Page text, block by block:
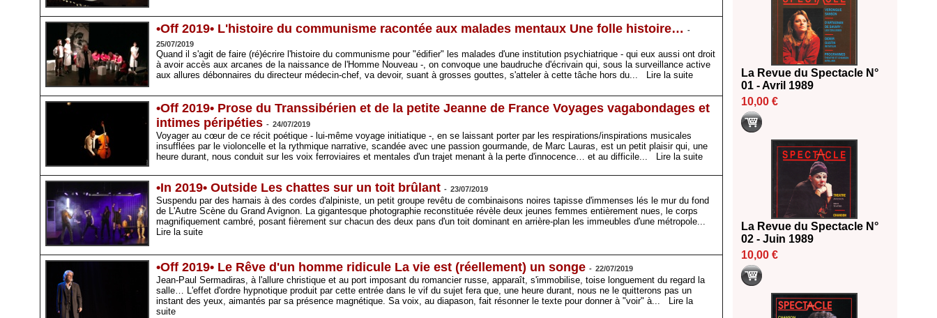
•Off 2019• L'histoire du communisme racontée aux malades mentaux Une folle histoire… -
25/07/2019
Quand il s'agit de faire (ré)écrire l'histoire du communisme pour "édifier" les malades d'une institution psychiatrique - qui eux aussi ont droit
à avoir accès aux arcanes de la naissance de l'Homme Nouveau -, on convoque une baudruche d'écrivain qui, sous la surveillance active
aux allures débonnaires du directeur médecin-chef, va devoir, suant à grosses gouttes, s'atteler à cette tâche hors du...
Lire la suite
•Off 2019• Prose du Transsibérien et de la petite Jeanne de France Voyages vagabondages et
intimes péripéties - 24/07/2019
Voyager au cœur de ce récit poétique - lui-même voyage initiatique -, en se laissant porter par les respirations/inspirations musicales
insufflées par le violoncelle et la rythmique narrative, scandée avec une passion gourmande, de Marc Lauras, est un petit plaisir qui, une
heure durant, nous conduit sur les voix ferroviaires et mentales d'un trajet menant à la perte d'innocence… et au difficile...
Lire la suite
•In 2019• Outside Les chattes sur un toit brûlant - 23/07/2019
Suspendu par des harnais à des cordes d'alpiniste, un petit groupe revêtu de combinaisons noires tapisse d'immenses lés le mur du fond
de L'Autre Scène du Grand Avignon. La gigantesque photographie reconstituée révèle deux jeunes femmes entièrement nues, le corps
magnifiquement cambré, posant fièrement sur chacun des deux pans d'un toit dominant en arrière-plan les immeubles d'une métropole...
Lire la suite
•Off 2019• Le Rêve d'un homme ridicule La vie est (réellement) un songe - 22/07/2019
Jean-Paul Sermadiras, à l'allure christique et au port imposant du romancier russe, apparaît, s'immobilise, toise longuement du regard la
salle… L'effet d'ordre hypnotique produit par cette entrée dans le vif du sujet fera que, une heure durant, nous ne le quitterons pas un
instant des yeux, aimantés par sa présence magnétique. Sa voix, au diapason, fait résonner le texte pour donner à "voir" à...
Lire la
suite
Les 10 lauréats du Fonds
Grandes Formes Théâtre 2026
Nomination de Nathalie
Garraud et Olivier Saccomano à
la direction du Théâtre de
Gennevilliers - CDN
13/06/2026
Dispositif SACD Auteurs
d'espaces : les lauréats 2026
La Revue du Spectacle N°
01 - Avril 1989
10,00 €
La Revue du Spectacle N°
02 - Juin 1989
10,00 €